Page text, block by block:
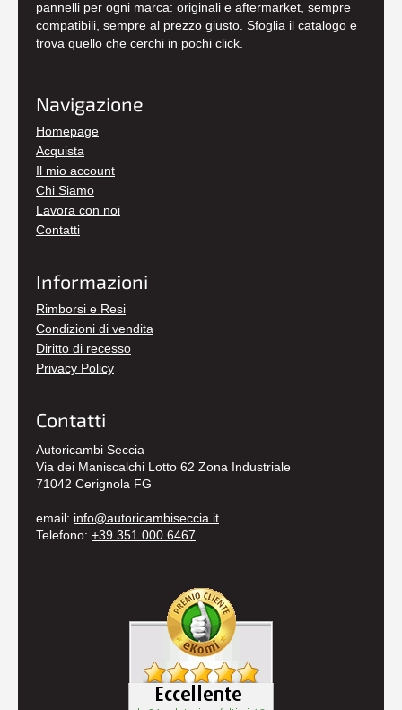
pannelli per ogni marca: originali e aftermarket, sempre
compatibili, sempre al prezzo giusto. Sfoglia il catalogo e
trova quello che cerchi in pochi click.
Navigazione
Homepage
Acquista
Il mio account
Chi Siamo
Lavora con noi
Contatti
Informazioni
Rimborsi e Resi
Condizioni di vendita
Diritto di recesso
Privacy Policy
Contatti
Autoricambi Seccia
Via dei Maniscalchi Lotto 62 Zona Industriale
71042 Cerignola FG
email: info@autoricambiseccia.it
Telefono: +39 351 000 6467